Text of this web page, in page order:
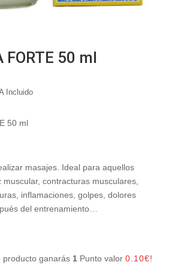
FORTE 50 ml
Incluido
50 ml
masajes. Ideal para aquellos
muscular, contracturas musculares,
inflamaciones, golpes, dolores
del entrenamiento…
producto ganarás 1Punto valor 0.10€!